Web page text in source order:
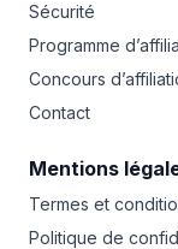
Sécurité
Programme
Concours
Contact
Mentions
Termes et
Politique de